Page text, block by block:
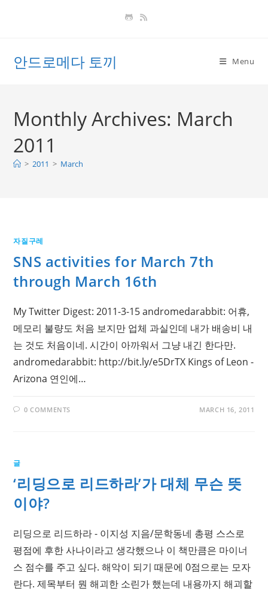
안드로메다 토끼 Menu
Monthly Archives: March
2011
> 2011 > March
자질구레
SNS activities for March 7th
through March 16th
My Twitter Digest: 2011-3-15 andromedarabbit: 어휴,
메모리 불량도 처음 보지만 업체 과실인데 내가 배송비 내
는 것도 처음이네. 시간이 아까워서 그냥 내긴 한다만.
andromedarabbit: http://bit.ly/e5DrTX Kings of Leon -
Arizona 연인에…
0 COMMENTS MARCH 16, 2011
글
‘리딩으로 리드하라’가 대체 무슨 뜻
이야?
리딩으로 리드하라 - 이지성 지음/문학동네 총평 스스로
평점에 후한 사나이라고 생각했으나 이 책만큼은 마이너
스 점수를 주고 싶다. 해악이 되기 때문에 0점으로는 모자
란다. 제목부터 뭔 해괴한 소린가 했는데 내용까지 해괴할